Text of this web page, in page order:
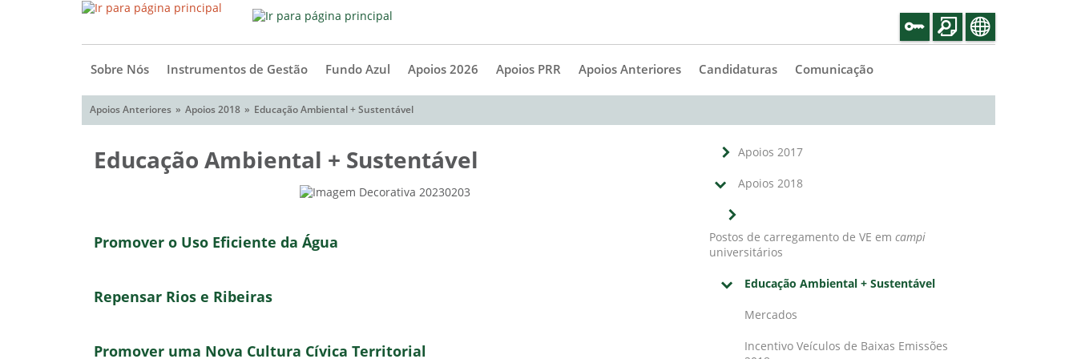
Sobre Nós Instrumentos de Gestão Fundo Azul Apoios 2026 Apoios PRR Apoios Anteriores Candidaturas Comunicação
Apoios Anteriores Apoios 2018 Educação Ambiental + Sustentável
Educação Ambiental + Sustentável
Promover o Uso Eficiente da Água
Repensar Rios e Ribeiras
Promover uma Nova Cultura Cívica Territorial
Apoios 2017
Apoios 2018
Postos de carregamento de VE em campi
universitários
Educação Ambiental + Sustentável
Mercados
Incentivo Veículos de Baixas Emissões